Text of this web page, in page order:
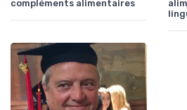
compléments alimentaires